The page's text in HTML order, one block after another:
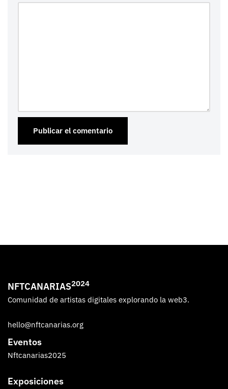
NFTCANARIAS2024
Comunidad de artistas digitales explorando la web3.
hello@nftcanarias.org
Eventos
Nftcanarias2025
Exposiciones